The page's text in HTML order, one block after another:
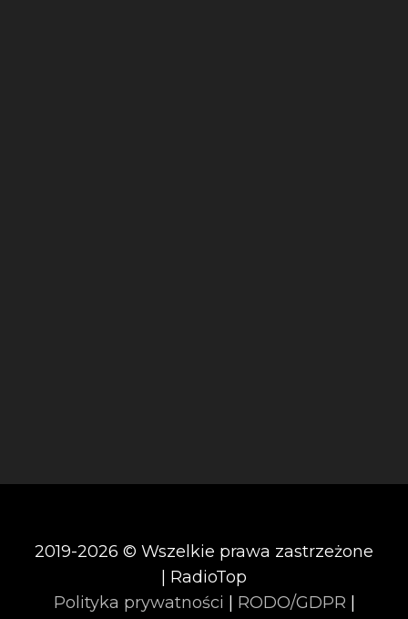
2019-2026 © Wszelkie prawa zastrzeżone
| RadioTop
Polityka prywatności
RODO/GDPR